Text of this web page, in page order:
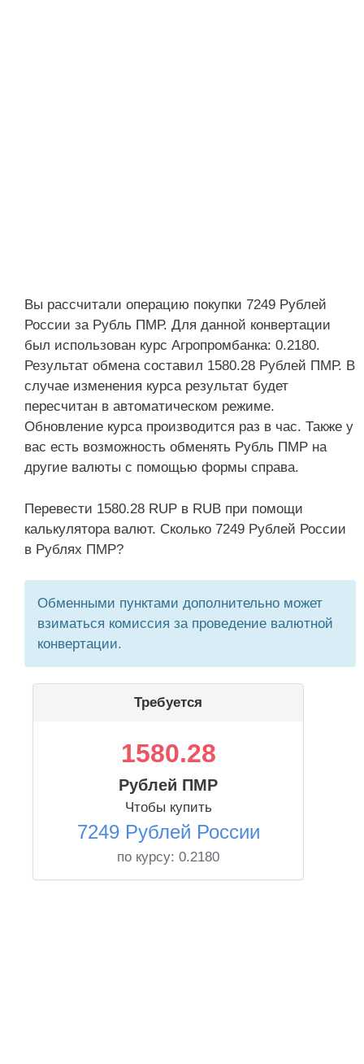
Вы рассчитали операцию покупки 7249 Рублей
России за Рубль ПМР. Для данной конвертации
был использован курс Агропромбанка: 0.2180.
Результат обмена составил 1580.28 Рублей ПМР. В
случае изменения курса результат будет
пересчитан в автоматическом режиме.
Обновление курса производится раз в час. Также у
вас есть возможность обменять Рубль ПМР на
другие валюты с помощью формы справа.
Перевести 1580.28 RUP в RUB при помощи
калькулятора валют. Сколько 7249 Рублей России
в Рублях ПМР?
Обменными пунктами дополнительно может
взиматься комиссия за проведение валютной
конвертации.
Требуется
1580.28
Рублей ПМР
Чтобы купить
7249 Рублей России
по курсу: 0.2180